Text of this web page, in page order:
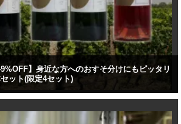
】身近な方へのおすそ分けにもピッタリ
ット(限定4セット)